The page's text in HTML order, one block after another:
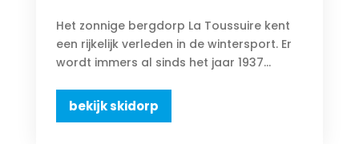
Het zonnige bergdorp La Toussuire kent
een rijkelijk verleden in de wintersport. Er
wordt immers al sinds het jaar 1937...
bekijk skidorp